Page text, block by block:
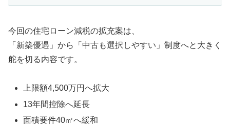
今回の住宅ローン減税の拡充案は、
「新築優遇」から「中古も選択しやすい」制度へと大きく
舵を切る内容です。
上限額4,500万円へ拡大
13年間控除へ延長
面積要件40㎡へ緩和